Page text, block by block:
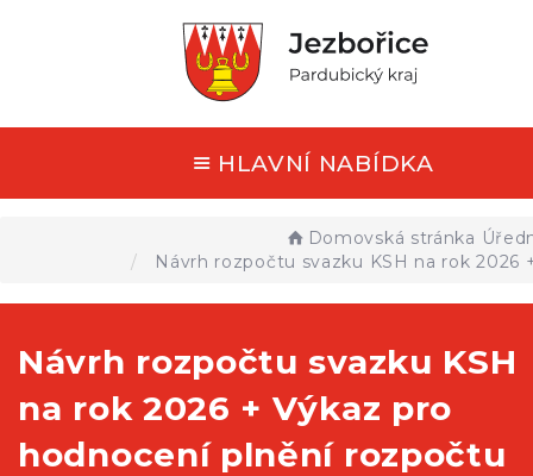
HLAVNÍ NABÍDKA
Domovská stránka
Návrh rozpočtu svazku KSH na rok
Návrh rozpočtu svazku KSH
na rok 2026 + Výkaz pro
hodnocení plnění rozpočtu